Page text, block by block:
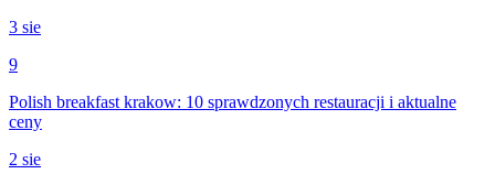
3 sie
9
Polish breakfast krakow: 10 sprawdzonych restauracji i aktualne
ceny
2 sie